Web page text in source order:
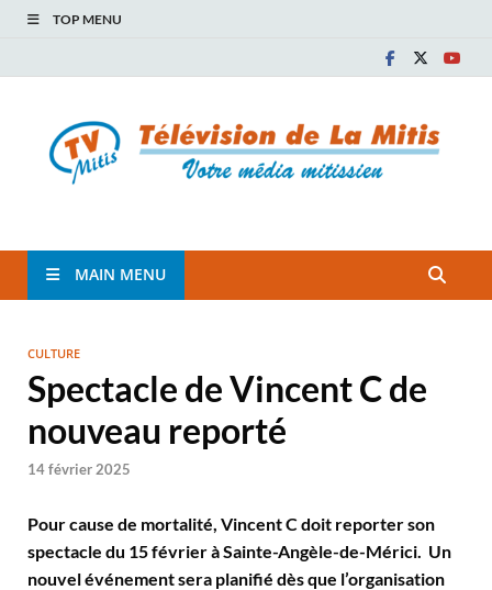
TOP MENU
TVM
MAIN MENU
CULTURE
Spectacle de Vincent C de
nouveau reporté
14 février 2025
Pour cause de mortalité, Vincent C doit reporter son
spectacle du 15 février à Sainte-Angèle-de-Mérici. Un
nouvel événement sera planifié dès que l’organisation